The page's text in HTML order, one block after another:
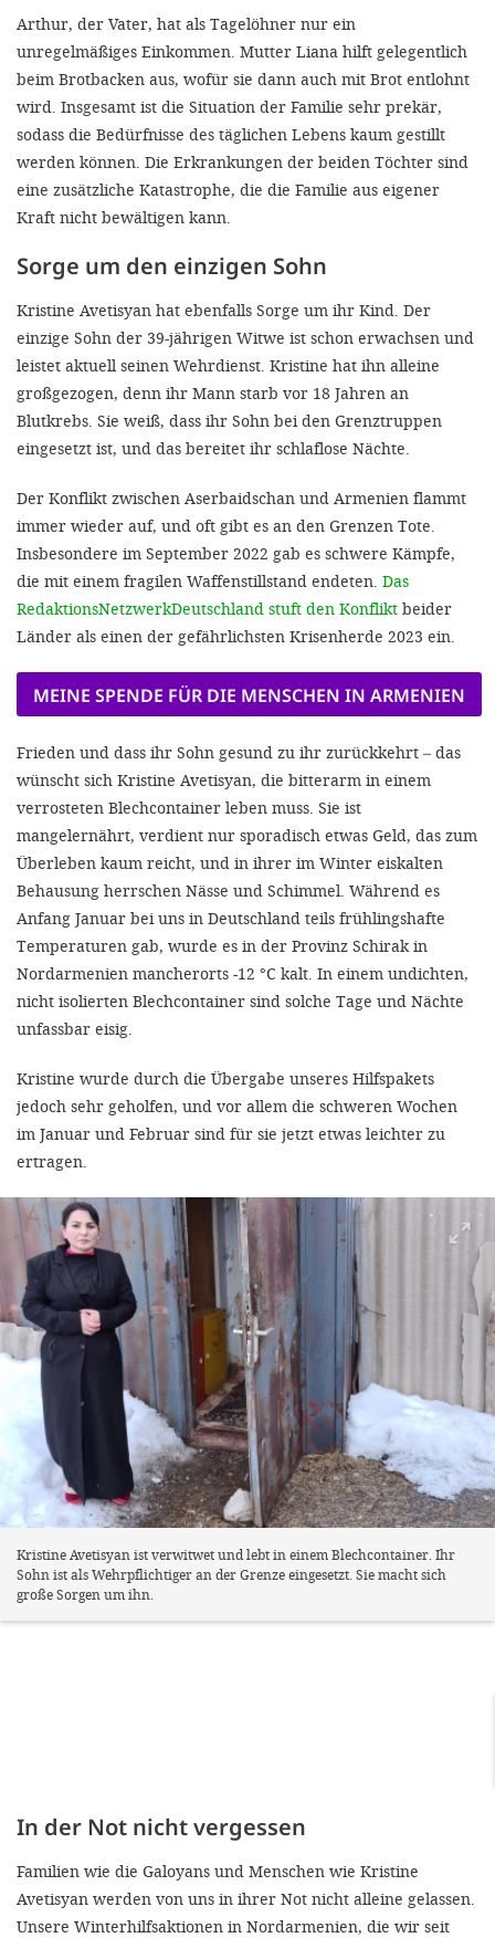
Arthur, der Vater, hat als Tagelöhner nur ein
unregelmäßiges Einkommen. Mutter Liana hilft gelegentlich
beim Brotbacken aus, wofür sie dann auch mit Brot entlohnt
wird. Insgesamt ist die Situation der Familie sehr prekär,
sodass die Bedürfnisse des täglichen Lebens kaum gestillt
werden können. Die Erkrankungen der beiden Töchter sind
eine zusätzliche Katastrophe, die die Familie aus eigener
Kraft nicht bewältigen kann.
Sorge um den einzigen Sohn
Kristine Avetisyan hat ebenfalls Sorge um ihr Kind. Der
einzige Sohn der 39-jährigen Witwe ist schon erwachsen und
leistet aktuell seinen Wehrdienst. Kristine hat ihn alleine
großgezogen, denn ihr Mann starb vor 18 Jahren an
Blutkrebs. Sie weiß, dass ihr Sohn bei den Grenztruppen
eingesetzt ist, und das bereitet ihr schlaflose Nächte.
Der Konflikt zwischen Aserbaidschan und Armenien flammt
immer wieder auf, und oft gibt es an den Grenzen Tote.
Insbesondere im September 2022 gab es schwere Kämpfe,
die mit einem fragilen Waffenstillstand endeten. Das
RedaktionsNetzwerkDeutschland stuft den Konflikt beider
Länder als einen der gefährlichsten Krisenherde 2023 ein.
MEINE SPENDE FÜR DIE MENSCHEN IN ARMENIEN
Frieden und dass ihr Sohn gesund zu ihr zurückkehrt – das
wünscht sich Kristine Avetisyan, die bitterarm in einem
verrosteten Blechcontainer leben muss. Sie ist
mangelernährt, verdient nur sporadisch etwas Geld, das zum
Überleben kaum reicht, und in ihrer im Winter eiskalten
Behausung herrschen Nässe und Schimmel. Während es
Anfang Januar bei uns in Deutschland teils frühlingshafte
Temperaturen gab, wurde es in der Provinz Schirak in
Nordarmenien mancherorts -12 °C kalt. In einem undichten,
nicht isolierten Blechcontainer sind solche Tage und Nächte
unfassbar eisig.
Kristine wurde durch die Übergabe unseres Hilfspakets
jedoch sehr geholfen, und vor allem die schweren Wochen
im Januar und Februar sind für sie jetzt etwas leichter zu
ertragen.
Kristine Avetisyan ist verwitwet und lebt in einem Blechcontainer. Ihr
Sohn ist als Wehrpflichtiger an der Grenze eingesetzt. Sie macht sich
große Sorgen um ihn.
In der Not nicht vergessen
Familien wie die Galoyans und Menschen wie Kristine
Avetisyan werden von uns in ihrer Not nicht alleine gelassen.
Unsere Winterhilfsaktionen in Nordarmenien, die wir seit